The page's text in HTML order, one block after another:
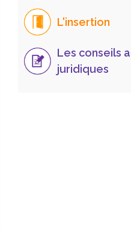
L'insertion
Les conseils
juridiques